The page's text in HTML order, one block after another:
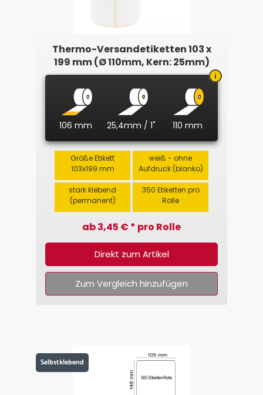
Thermo-Versandetiketten 103 x
199 mm (Ø 110mm, Kern: 25mm)
106 mm 25,4mm / 1" 110 mm
Größe Etikett
103x199 mm
weiß - ohne
Aufdruck (blanko)
stark klebend
(permanent)
350 Etiketten pro
Rolle
ab 3,45 € * pro Rolle
Direkt zum Artikel
Zum Vergleich hinzufügen
Selbstklebend